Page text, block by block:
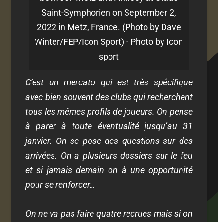
Saint-Symphorien on September 2,
2022 in Metz, France. (Photo by Dave
Winter/FEP/Icon Sport) - Photo by Icon
sport
C’est un mercato qui est très spécifique
avec bien souvent des clubs qui recherchent
tous les mêmes profils de joueurs. On pense
à parer à toute éventualité jusqu’au 31
janvier. On se pose des questions sur des
arrivées. On a plusieurs dossiers sur le feu
et si jamais demain on à une opportunité
pour se renforcer…
On ne va pas faire quatre recrues mais si on